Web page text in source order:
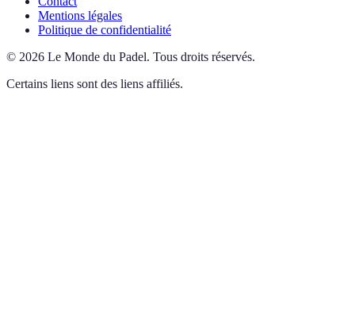
Mentions légales
Politique de confidentialité
© 2026 Le Monde du Padel. Tous droits réservés.
Certains liens sont des liens affiliés.